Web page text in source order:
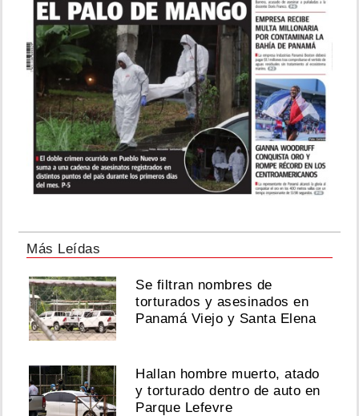
Más Leídas
Se filtran nombres de
torturados y asesinados en
Panamá Viejo y Santa Elena
Hallan hombre muerto, atado
y torturado dentro de auto en
Parque Lefevre